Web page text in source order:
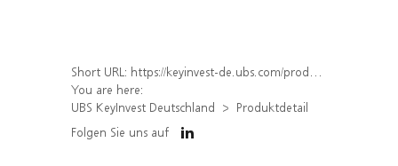
Short URL: https://keyinvest-de.ubs.com/produkt/detail/index/isin/DE000UP3V6L6
You are here:
UBS KeyInvest Deutschland
Produktdetail
Folgen Sie uns auf